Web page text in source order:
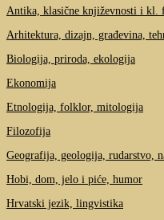
Antika, klasične književnosti i kl.
Arhitektura, dizajn, građevina,
Biologija, priroda, ekologija
Ekonomija
Etnologija, folklor, mitologija
Filozofija
Geografija, geologija, rudarstvo,
Hobi, dom, jelo i piće, humor
Hrvatski jezik, lingvistika